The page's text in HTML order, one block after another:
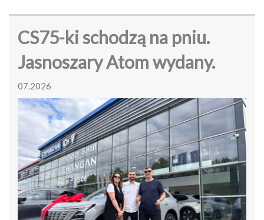
CS75-ki schodzą na pniu.
Jasnoszary Atom wydany.
07.2026